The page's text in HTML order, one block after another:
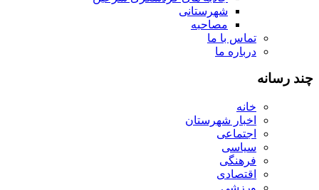
شهرستانی
مصاحبه
تماس با ما
درباره ما
چند رسانه
خانه
اخبار شهرستان
اجتماعی
سیاسی
فرهنگی
اقتصادی